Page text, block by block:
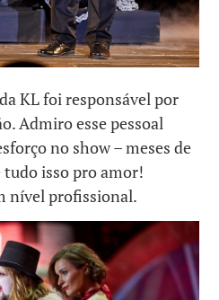
KL foi responsável por
Admiro esse pessoal
no show – meses de
tudo isso pro amor!
nível profissional.